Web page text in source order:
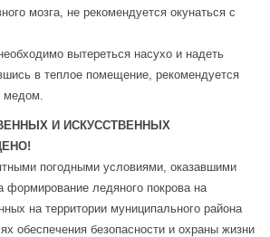
мозга, не рекомендуется окунаться с
вытереться насухо и надеть
в теплое помещение, рекомендуется
медом.
И ИСКУССТВЕННЫХ
погодными условиями, оказавшими
формирование ледяного покрова на
на территории муниципального района
обеспечения безопасности и охраны жизни